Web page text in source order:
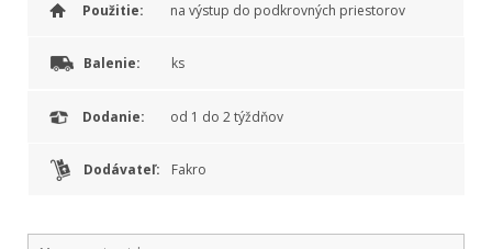
Použitie: na výstup do podkrovných priestorov
Balenie: ks
Dodanie: od 1 do 2 týždňov
Dodávateľ: Fakro